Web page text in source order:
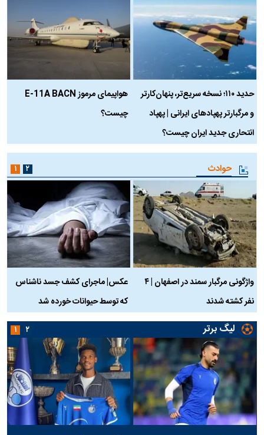
حدید ۱۱۰؛ نسخه سریع‌تر، پنهان‌کارتر
و مرگبارتر پهپادهای ایرانی | پهپاد
انتحاری جدید ایران چیست؟
هواپیمای مرموز E-11A BACN
چیست؟
حوادث
واژگونی مرگبار سمند در اصفهان | ۴
نفر کشته شدند
عکس| ماجرای کشف جسد ناشناس
که توسط حیوانات خورده شد
۱ ۲
لیگ برتر ۱ ۲